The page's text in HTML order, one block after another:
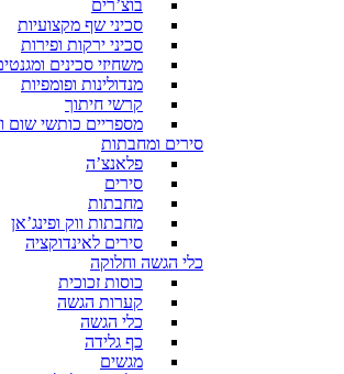
בוצ’רים
סכיני שף מקצועיות
סכיני ירקות ופירות
משחיזי סכינים
מנדולינות ופומפיות
קרשי חיתוך
מספריים כותשי שום
סירים ומחבתות
פלאנצ’ה
סירים
מחבתות
מחבתות ווק ופינג’אן
סירים לאינדוקציה
כלי הגשה וחלוקה
כוסות זכוכית
קערות הגשה
כלי הגשה
כף גלידה
מגשים